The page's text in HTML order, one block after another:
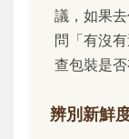
議，如果
問「有沒
查包裝是
辨別新鮮